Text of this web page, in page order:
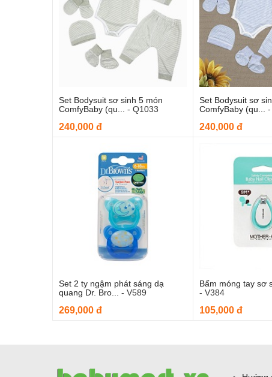
Set Bodysuit sơ sinh 5 món
ComfyBaby (qu... - Q1033
240,000 đ
Thêm
Set Bodysuit sơ
ComfyBaby (qu... -
240,000 đ
Thêm vào giỏ hàng
Set 2 ty ngậm phát sáng dạ
quang Dr. Bro... - V589
269,000 đ
Thêm
Bấm móng tay sơ
- V384
105,000 đ